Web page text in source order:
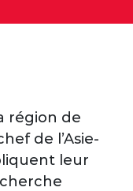
région de
de l’Asie-
leur